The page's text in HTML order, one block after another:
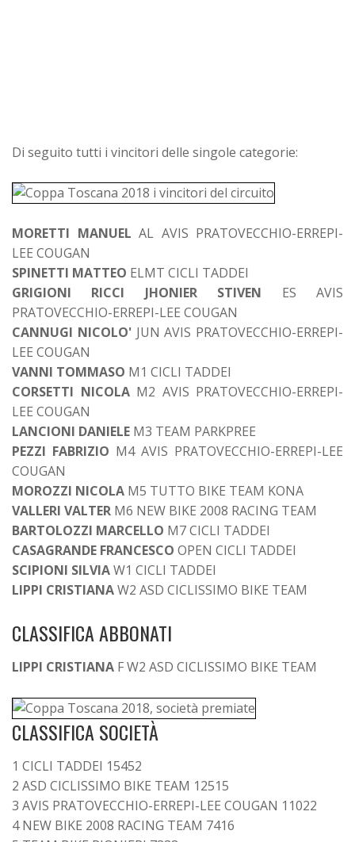
Di seguito tutti i vincitori delle singole categorie:
MORETTI MANUEL AL AVIS PRATOVECCHIO-ERREPI-
LEE COUGAN
SPINETTI MATTEO ELMT CICLI TADDEI
GRIGIONI RICCI JHONIER STIVEN ES AVIS
PRATOVECCHIO-ERREPI-LEE COUGAN
CANNUGI NICOLO'JUN AVIS PRATOVECCHIO-ERREPI-
LEE COUGAN
VANNI TOMMASO M1 CICLI TADDEI
CORSETTI NICOLAM2 AVIS PRATOVECCHIO-ERREPI-
LEE COUGAN
LANCIONI DANIELE M3 TEAM PARKPREE
PEZZI FABRIZIO M4 AVIS PRATOVECCHIO-ERREPI-LEE
COUGAN
MOROZZI NICOLA M5 TUTTO BIKE TEAM KONA
VALLERI VALTER M6 NEW BIKE 2008 RACING TEAM
BARTOLOZZI MARCELLO M7 CICLI TADDEI
CASAGRANDE FRANCESCO OPEN CICLI TADDEI
SCIPIONI SILVIAW1 CICLI TADDEI
LIPPI CRISTIANAW2 ASD CICLISSIMO BIKE TEAM
CLASSIFICA ABBONATI
LIPPI CRISTIANA F W2 ASD CICLISSIMO BIKE TEAM
CLASSIFICA SOCIETÀ
1 CICLI TADDEI 15452
2 ASD CICLISSIMO BIKE TEAM 12515
3 AVIS PRATOVECCHIO-ERREPI-LEE COUGAN 11022
4 NEW BIKE 2008 RACING TEAM 7416